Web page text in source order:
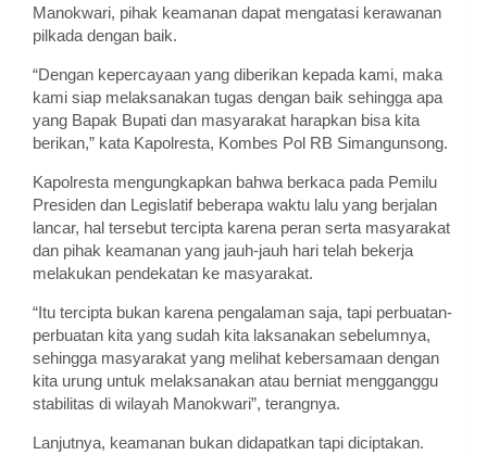
Manokwari, pihak keamanan dapat mengatasi kerawanan
pilkada dengan baik.
“Dengan kepercayaan yang diberikan kepada kami, maka
kami siap melaksanakan tugas dengan baik sehingga apa
yang Bapak Bupati dan masyarakat harapkan bisa kita
berikan,” kata Kapolresta, Kombes Pol RB Simangunsong.
Kapolresta mengungkapkan bahwa berkaca pada Pemilu
Presiden dan Legislatif beberapa waktu lalu yang berjalan
lancar, hal tersebut tercipta karena peran serta masyarakat
dan pihak keamanan yang jauh-jauh hari telah bekerja
melakukan pendekatan ke masyarakat.
“Itu tercipta bukan karena pengalaman saja, tapi perbuatan-
perbuatan kita yang sudah kita laksanakan sebelumnya,
sehingga masyarakat yang melihat kebersamaan dengan
kita urung untuk melaksanakan atau berniat mengganggu
stabilitas di wilayah Manokwari”, terangnya.
Lanjutnya, keamanan bukan didapatkan tapi diciptakan.